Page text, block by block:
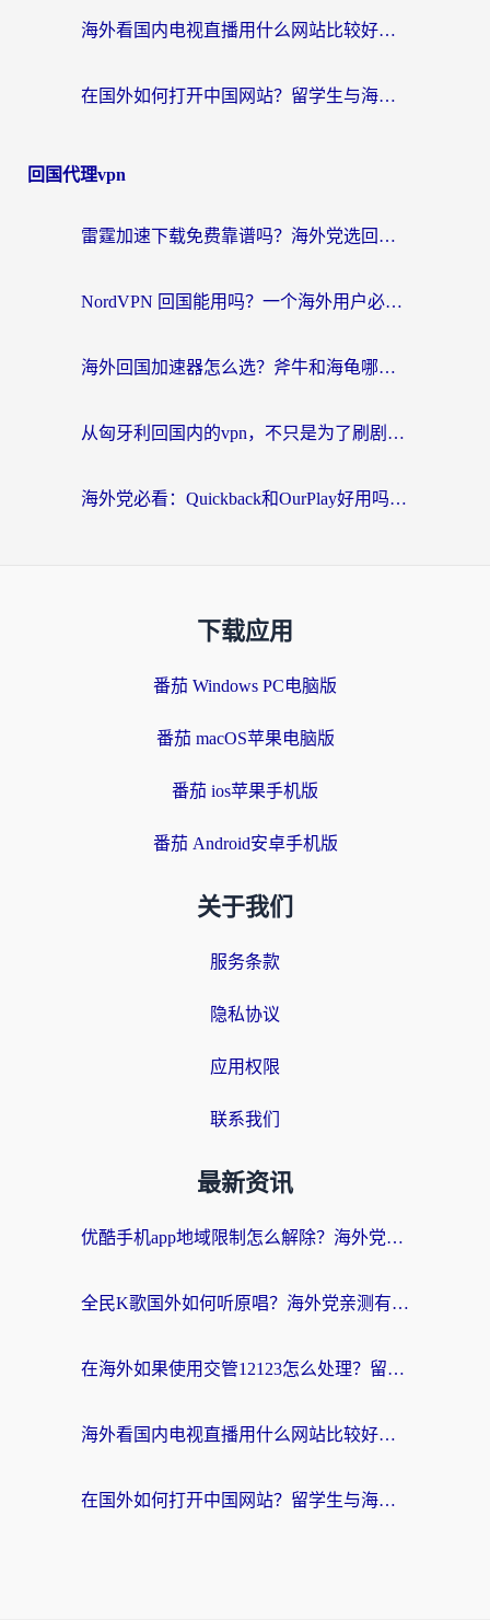
海外看国内电视直播用什么网站比较好？一篇解决你所有追剧难题的实用指南
在国外如何打开中国网站？留学生与海外华人的无缝访问指南
回国代理vpn
雷霆加速下载免费靠谱吗？海外党选回国加速器的避坑指南（附热门工具对比）
NordVPN 回国能用吗？一个海外用户必须面对的真实困境
海外回国加速器怎么选？斧牛和海龟哪个好？一篇帮你避开坑的实用指南
从匈牙利回国内的vpn，不只是为了刷剧那么简单
海外党必看：Quickback和OurPlay好用吗？3分钟选对回国加速器，无缝刷剧玩游戏
下载应用
番茄 Windows PC电脑版
番茄 macOS苹果电脑版
番茄 ios苹果手机版
番茄 Android安卓手机版
关于我们
服务条款
隐私协议
应用权限
联系我们
最新资讯
优酷手机app地域限制怎么解除？海外党亲测有效的追剧方案
全民K歌国外如何听原唱？海外党亲测有效的回国加速器选择指南
在海外如果使用交管12123怎么处理？留学生亲测有效的回国加速方案
海外看国内电视直播用什么网站比较好？一篇解决你所有追剧难题的实用指南
在国外如何打开中国网站？留学生与海外华人的无缝访问指南